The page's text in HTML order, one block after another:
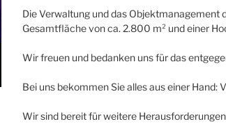
Die Verwaltung und das Objektmanagement
Gesamtfläche von ca. 2.800 m² und einer
Wir freuen und bedanken uns für das
Bei uns bekommen Sie alles aus einer Hand:
Wir sind bereit für weitere